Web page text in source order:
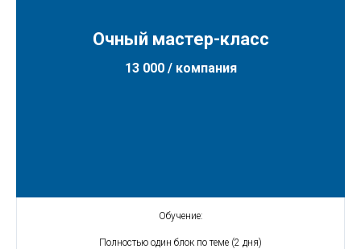
Очный мастер-класс
13 000 / компания
Обучение:
Полностью один блок по теме (2 дня)